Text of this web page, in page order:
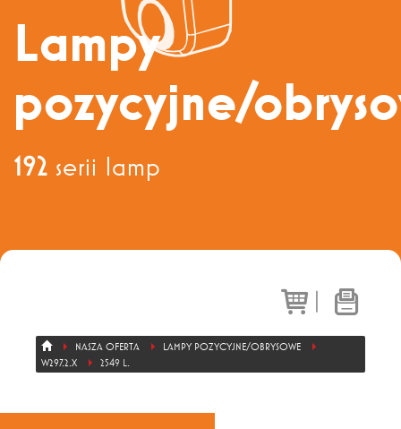
+ 48 71 303 50 13
+ 48 71 303 36 81
Lampy
pozycyjne/
192 serii lamp
NASZA OFERTA
LAMPY POZYCYJNE/OBRYSOWE
W297.2.X
2549 L.